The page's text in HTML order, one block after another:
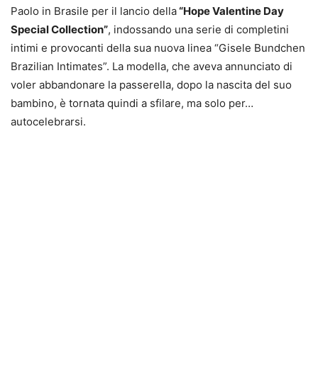
Paolo in Brasile per il lancio della“Hope Valentine Day
Special Collection”, indossando una serie di completini
intimi e provocanti della sua nuova linea “Gisele Bundchen
Brazilian Intimates”. La modella, che aveva annunciato di
voler abbandonare la passerella, dopo la nascita del suo
bambino, è tornata quindi a sfilare, ma solo per…
autocelebrarsi.